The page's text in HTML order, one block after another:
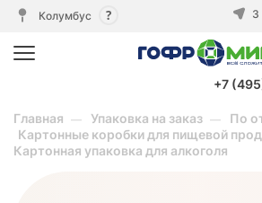
Колумбус 3
+7
Главная Упаковка на заказ
По
Картонные коробки для пищевой
Картонная упаковка для алкоголя